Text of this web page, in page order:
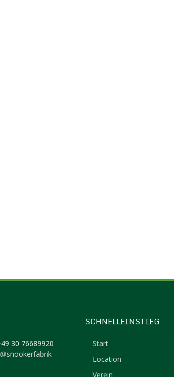
30 76689920
SCHNELLEINSTIEG
Start
Location
Verein